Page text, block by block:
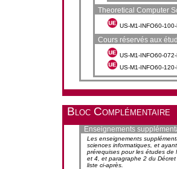
Theoretical Computer
US-M1-INFO60-
Cours réservés aux
US-M1-INFO60-
US-M1-INFO60-
Bloc Complémentaire
Enseignements
Les enseignements
sciences informatiques, et
prérequises pour les études de
et 4, et paragraphe 2 du
liste ci-après.